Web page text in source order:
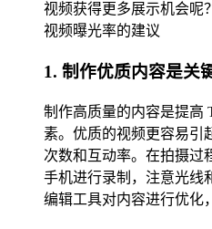
视频获得更多展示机会呢
视频曝光率的建议
1. 制作优质内容是关
制作高质量的内容是提高
素。优质的视频更容易引
次数和互动率。在拍摄过
手机进行录制，注意光线
编辑工具对内容进行优化